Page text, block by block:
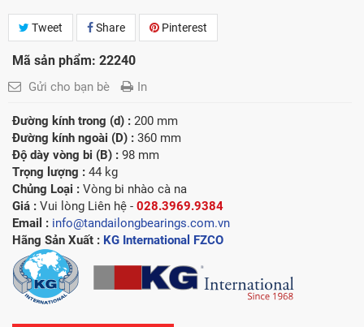
Tweet Share Pinterest
Mã sản phẩm: 22240
Gửi cho bạn bè In
Đường kính trong (d) : 200 mm
Đường kính ngoài (D) : 360 mm
Độ dày vòng bi (B) : 98 mm
Trọng lượng : 44 kg
Chủng Loại : Vòng bi nhào cà na
Giá : Vui lòng Liên hệ - 028.3969.9384
Email : info@tandailongbearings.com.vn
Hãng Sản Xuất : KG International FZCO